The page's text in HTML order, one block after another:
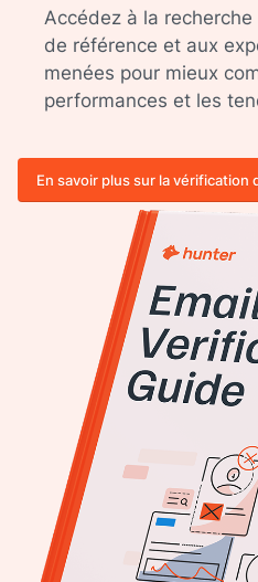
Accédez à la
de référence et aux
menées pour mieux
performances et les
En savoir plus sur la vérification